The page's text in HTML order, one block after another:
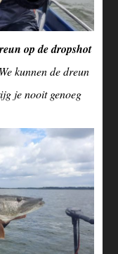
op de dropshot
kunnen de dreun
je nooit genoeg